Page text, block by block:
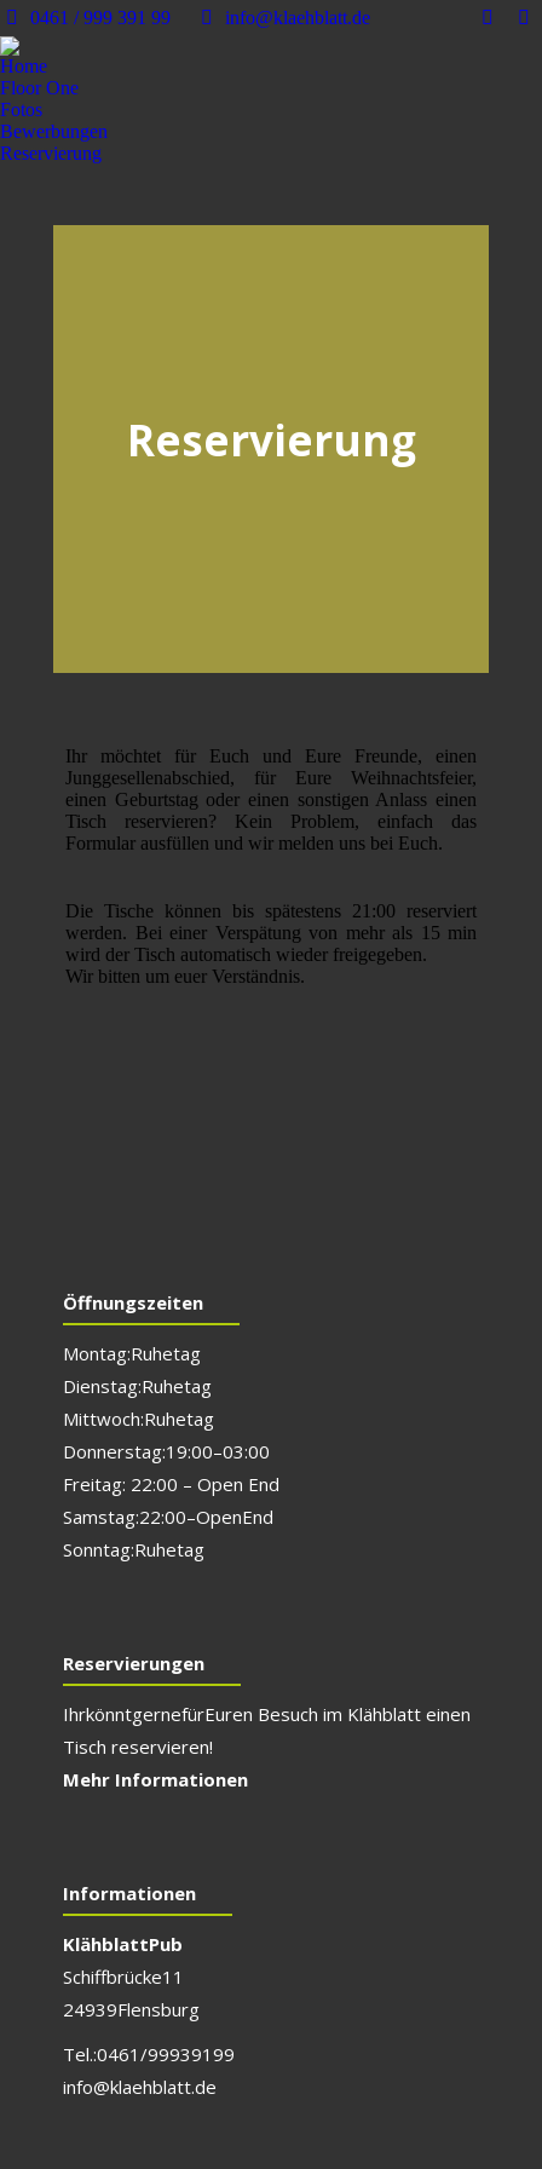
0461 / 999 391 99 info@klaehblatt.de
Home
Floor One
Fotos
Bewerbungen
Reservierung
Reservierung
Ihr möchtet für Euch und Eure Freunde, einen
Junggesellenabschied, für Eure Weihnachtsfeier,
einen Geburtstag oder einen sonstigen Anlass einen
Tisch reservieren? Kein Problem, einfach das
Formular ausfüllen und wir melden uns bei Euch.
Die Tische können bis spätestens 21:00 reserviert
werden. Bei einer Verspätung von mehr als 15 min
wird der Tisch automatisch wieder freigegeben.
Wir bitten um euer Verständnis.
Öffnungszeiten
Montag: Ruhetag
Dienstag: Ruhetag
Mittwoch: Ruhetag
Donnerstag: 19:00 – 03:00
Freitag: 22:00 – Open End
Samstag: 22:00 – Open End
Sonntag: Ruhetag
Reservierungen
Ihr könnt gerne für Euren Besuch im Klähblatt einen
Tisch reservieren!
Mehr Informationen
Informationen
Klähblatt Pub
Schiffbrücke 11
24939 Flensburg
Tel.: 0461/999 391 99
info@klaehblatt.de